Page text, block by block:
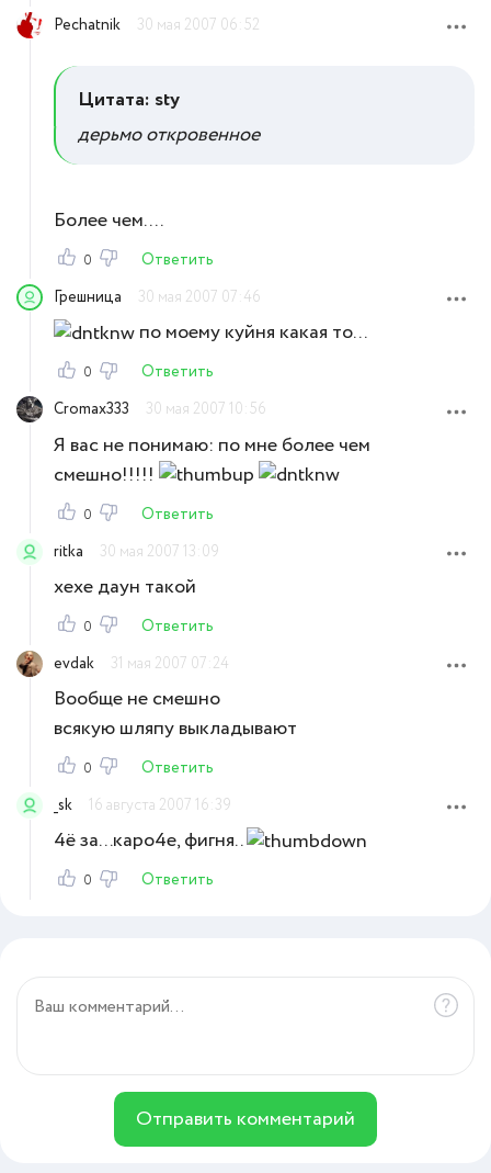
Pechatnik
30 мая 2007 06:52
Цитата: sty
дерьмо откровенное
Более чем....
0
Ответить
Грешница
30 мая 2007 07:46
по моему куйня какая то...
0
Ответить
Cromax333
30 мая 2007 10:56
Я вас не понимаю: по мне более чем
смешно!!!!!
0
Ответить
ritka
30 мая 2007 13:09
хехе даун такой
0
Ответить
evdak
31 мая 2007 07:24
Вообще не смешно
всякую шляпу выкладывают
0
Ответить
_sk
16 августа 2007 16:39
4ё за...каро4е, фигня..
0 Ответить
Отправить комментарий